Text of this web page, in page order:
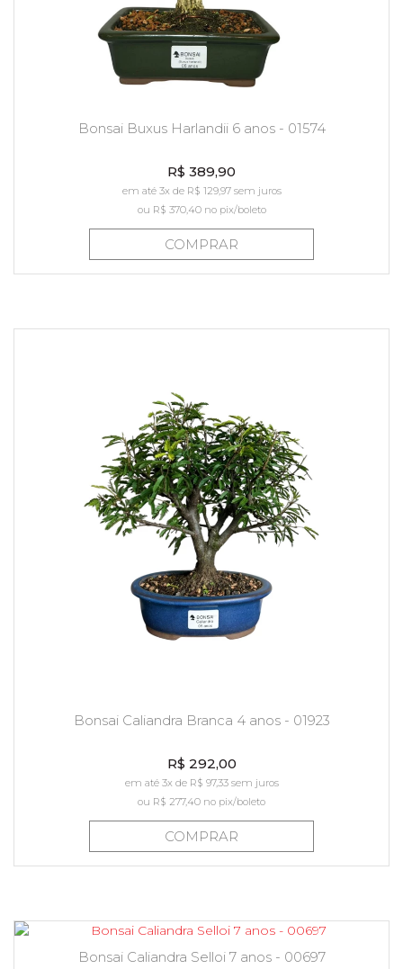
Bonsai Buxus Harlandii 6 anos - 01574
R$ 389,90
em até 3x de R$ 129,97 sem juros
ou R$ 370,40no pix/boleto
COMPRAR
Bonsai Caliandra Branca 4 anos - 01923
R$ 292,00
em até 3x de R$ 97,33 sem juros
ou R$ 277,40 no pix/boleto
COMPRAR
Bonsai Caliandra Selloi 7 anos - 00697